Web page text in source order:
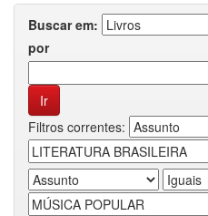
Buscar em:
por
Filtros correntes: